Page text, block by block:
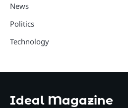
News
Politics
Technology
Ideal Magazine